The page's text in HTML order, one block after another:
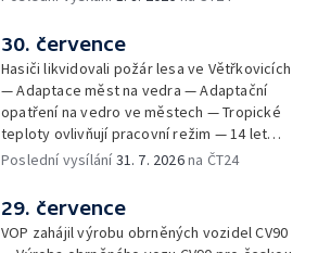
počasí na následující dny — Vedra táhnou na
chladnější místa — Hasiči lokalizovali požár
lesa na Opavsku — Požáry zemědělské
techniky na Olomoucku — Dva roky od
požáru škol v Českém Těšíně — Výstava
Sladké vzpomínky Opavska
30. července
Hasiči likvidovali požár lesa ve Větřkovicích
— Adaptace měst na vedra — Adaptační
opatření na vedro ve městech — Tropické
teploty ovlivňují pracovní režim — 14 let
vězení za vraždu ženy ve Staříči/ —
— Podvodník připravil 17 lidí o 4 miliony —
DPO pořídí 70 nových elektrobusů — V
Olomouci přibude 20 elektrobusů —
Poslední vysílání31. 7. 2026na ČT24
29. července
VOP zahájil výrobu obrněných vozidel CV90